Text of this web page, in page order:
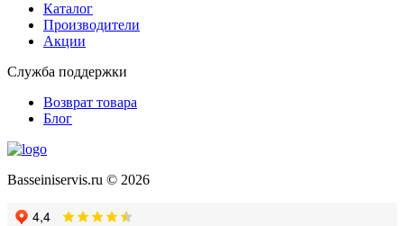
Каталог
Производители
Акции
Служба поддержки
Возврат товара
Блог
Basseiniservis.ru © 2026